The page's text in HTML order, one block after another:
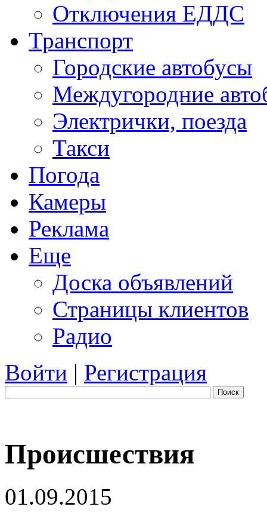
Отключения ЕДДС
Транспорт
Городские автобусы
Междугородние
Электрички, поезда
Такси
Погода
Камеры
Реклама
Еще
Доска объявлений
Страницы клиентов
Радио
Войти | Регистрация
Поиск
Происшествия
01.09.2015